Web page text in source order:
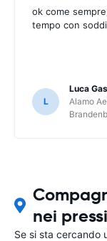
ok come
tempo con
L
Luca
Alamo
nei
Se si sta cercando